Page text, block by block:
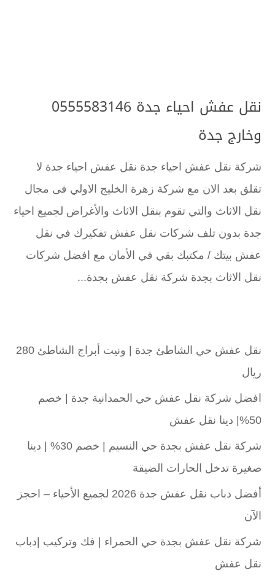
نقل عفش احياء جدة 0555583146
وخارج جدة
شركة نقل عفش احياء جدة نقل عفش احياء جدة لا
تقلق بعد الان مع شركة زهرة الخليج الاولي فى مجال
نقل الاثاث والتي تقوم بنقل الاثاث والأغراض لجميع احياء
جدة بدون تلف شركات نقل عفش تفكيرك في نقل
عفش بيتك / مكتبك بقي في الأمان مع افضل شركات
نقل الاثاث بجدة شركة نقل عفش بجدة...
نقل عفش حي الشاطئ جدة | ونيت أبراج الشاطئ 280
ريال
افضل شركة نقل عفش حي الحمدانية جدة | خصم
50%| دينا نقل عفش
شركة نقل عفش بجدة حي النسيم | خصم 30% | دينا
صغيرة تدخل الحارات الضيقة
أفضل دباب نقل عفش جدة 2026 لجميع الأحياء – احجز
الآن
شركة نقل عفش بجدة حي الحمراء | فك وتركيب |دباب
نقل عفش